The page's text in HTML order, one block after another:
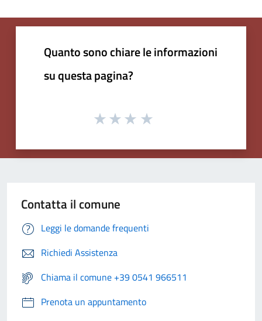
Quanto sono chiare le informazioni
su questa pagina?
Contatta il comune
Leggi le domande frequenti
Richiedi Assistenza
Chiama il comune +39 0541 966511
Prenota un appuntamento